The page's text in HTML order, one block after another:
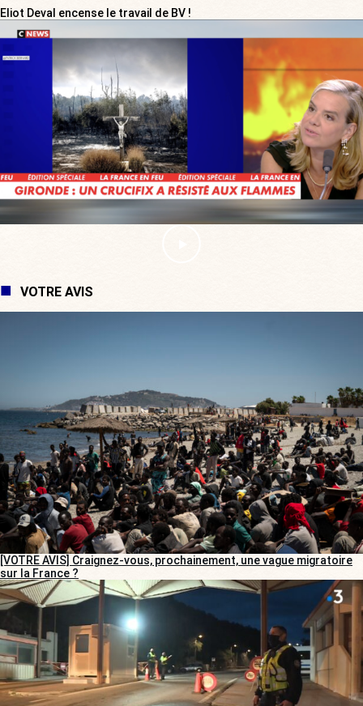
Eliot Deval encense le travail de BV !
VOTRE AVIS
[VOTRE AVIS] Craignez-vous, prochainement, une vague migratoire
sur la France ?